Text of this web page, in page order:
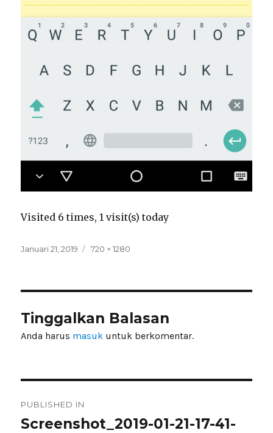
Visited 6 times, 1 visit(s) today
Posted
Januari 21, 2019
Full
720 × 1280
Tinggalkan Balasan
Anda harus masuk untuk berkomentar.
pos
PUBLISHED IN
Screenshot_2019-01-21-17-41-